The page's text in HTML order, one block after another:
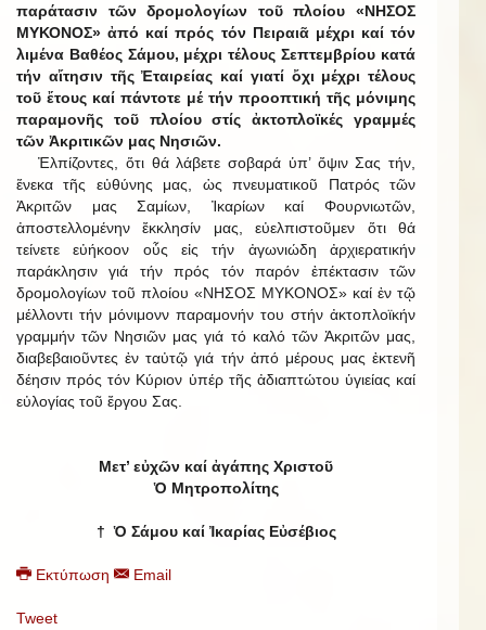
παράτασιν τῶν δρομολογίων τοῦ πλοίου «ΝΗΣΟΣ
ΜΥΚΟΝΟΣ» ἀπό καί πρός τόν Πειραιᾶ μέχρι καί τόν
λιμένα Βαθέος Σάμου, μέχρι τέλους Σεπτεμβρίου κατά
τήν αἴτησιν τῆς Ἐταιρείας καί γιατί ὄχι μέχρι τέλους
τοῦ ἔτους καί πάντοτε μέ τήν προοπτική τῆς μόνιμης
παραμονῆς τοῦ πλοίου στίς ἀκτοπλοϊκές γραμμές
τῶν Ἀκριτικῶν μας Νησιῶν.
Ἐλπίζοντες, ὅτι θά λάβετε σοβαρά ὑπ’ ὄψιν Σας τήν,
ἕνεκα τῆς εὐθύνης μας, ὡς πνευματικοῦ Πατρός τῶν
Ἀκριτῶν μας Σαμίων, Ἰκαρίων καί Φουρνιωτῶν,
ἀποστελλομένην ἔκκλησίν μας, εὐελπιστοῦμεν ὅτι θά
τείνετε εὐήκοον οὖς εἰς τήν ἀγωνιώδη ἀρχιερατικήν
παράκλησιν γιά τήν πρός τόν παρόν ἐπέκτασιν τῶν
δρομολογίων τοῦ πλοίου «ΝΗΣΟΣ ΜΥΚΟΝΟΣ» καί ἐν τῷ
μέλλοντι τήν μόνιμονν παραμονήν του στήν ἀκτοπλοϊκήν
γραμμήν τῶν Νησιῶν μας γιά τό καλό τῶν Ἀκριτῶν μας,
διαβεβαιοῦντες ἐν ταὐτῷ γιά τήν ἀπό μέρους μας ἐκτενῆ
δέησιν πρός τόν Κύριον ὑπέρ τῆς ἀδιαπτώτου ὑγιείας καί
εὐλογίας τοῦ ἔργου Σας.
Μετ’ εὐχῶν καί ἀγάπης Χριστοῦ
Ὁ Μητροπολίτης
† Ὁ Σάμου καί Ἰκαρίας Εὐσέβιος
Εκτύπωση Email
Tweet